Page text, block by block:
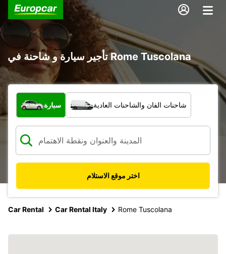
تأجير سيارة و شاحنة في Rome Tuscolana
ما نوع المركبة؟
سيارة شاحنات الفان والشاحنات العادية
اختر موقع الاستلام
Car Rental Car Rental Italy Rome Tuscolana